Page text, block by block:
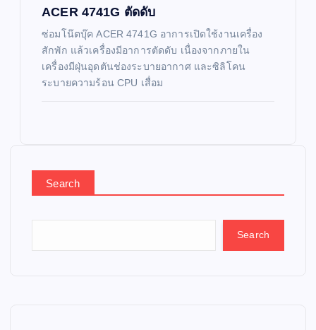
ACER 4741G ตัดดับ
ซ่อมโน๊ตบุ๊ค ACER 4741G อาการเปิดใช้งานเครื่อง
สักพัก แล้วเครื่องมีอาการตัดดับ เนื่องจากภายใน
เครื่องมีฝุ่นอุดตันช่องระบายอากาศ และซิลิโคน
ระบายความร้อน CPU เสื่อม
Search
Search